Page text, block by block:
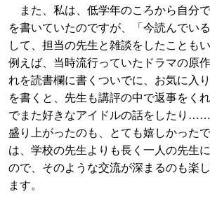
また、私は、低学年のころから自分
を書いていたのですが、「今読んでい
して、担当の先生と雑談をしたことも
例えば、当時流行っていたドラマの原
れを読書欄に書くついでに、お気に入
を書くと、先生も講評の中で返事をく
でまた好きなアイドルの話をしたり
盛り上がったのも、とても嬉しかった
は、学校の先生よりも長く一人の先生
ので、そのような交流が深まるのも楽
ます。